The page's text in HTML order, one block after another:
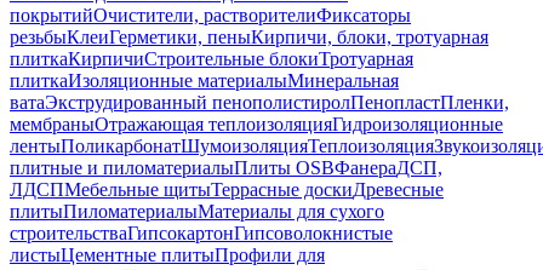
покрытийОчистители, растворителиФиксаторы
резьбыКлеиГерметики, пеныКирпичи, блоки, тротуарная
плиткаКирпичиСтроительные блокиТротуарная
плиткаИзоляционные материалыМинеральная
ватаЭкструдированный пенополистиролПенопластПленки,
мембраныОтражающая теплоизоляцияГидроизоляционные
лентыПоликарбонатШумоизоляцияТеплоизоляция
плитные и пиломатериалыПлиты OSBФанераДСП,
ЛДСПМебельные щитыТеррасные доскиДревесные
плитыПиломатериалыМатериалы для сухого
строительстваГипсокартонГипсоволокнистые
листыЦементные плитыПрофили для